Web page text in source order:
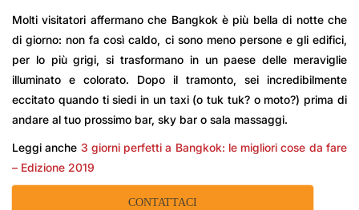
Molti visitatori affermano che Bangkok è più bella di notte che
di giorno: non fa così caldo, ci sono meno persone e gli edifici,
per lo più grigi, si trasformano in un paese delle meraviglie
illuminato e colorato. Dopo il tramonto, sei incredibilmente
eccitato quando ti siedi in un taxi (o tuk tuk? o moto?) prima di
andare al tuo prossimo bar, sky bar o sala massaggi.
Leggi anche 3 giorni perfetti a Bangkok: le migliori cose da fare
– Edizione 2019
CONTATTACI